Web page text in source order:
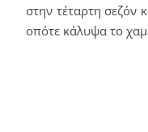
στην τέταρτη σεζόν
οπότε κάλυψα το